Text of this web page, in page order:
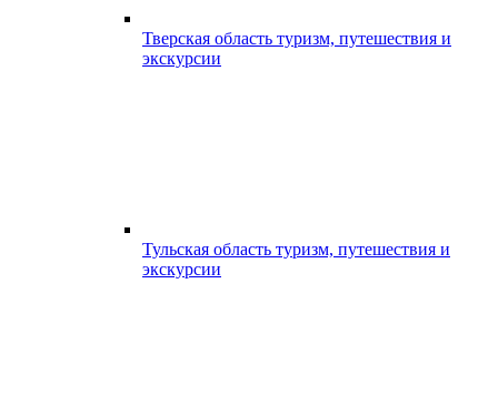
Тверская область туризм, путешествия и
экскурсии
Тульская область туризм, путешествия и
экскурсии